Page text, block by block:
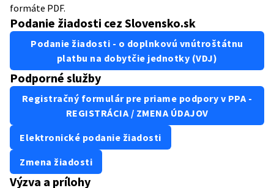
formáte PDF.
Podanie žiadosti cez Slovensko.sk
Podanie žiadosti - o doplnkovú vnútroštátnu
platbu na dobytčie jednotky (VDJ)
Podporné služby
Registračný formulár pre priame podpory v PPA -
REGISTRÁCIA / ZMENA ÚDAJOV
Elektronické podanie žiadosti
Zmena žiadosti
Výzva a prílohy